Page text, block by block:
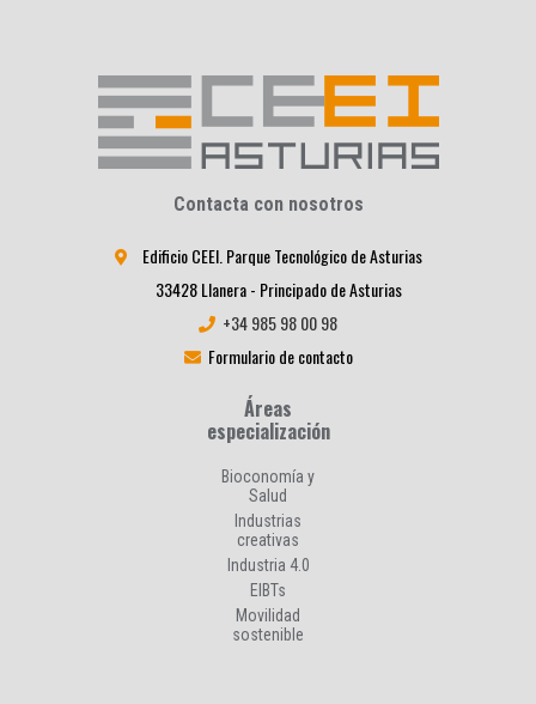
Contacta con nosotros
Edificio CEEI. Parque Tecnológico de Asturias
33428 Llanera - Principado de Asturias
+34 985 98 00 98
Formulario de contacto
Áreas
especialización
Bioconomía y
Salud
Industrias
creativas
Industria 4.0
EIBTs
Movilidad
sostenible